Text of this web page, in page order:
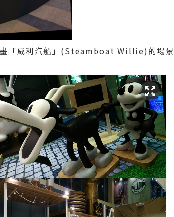
「威利汽船」(Steamboat Willie)的場